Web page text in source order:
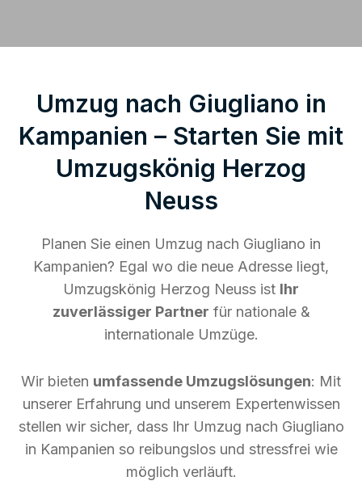
Umzug nach Giugliano in
Kampanien – Starten Sie mit
Umzugskönig Herzog
Neuss
Planen Sie einen Umzug nach Giugliano in
Kampanien? Egal wo die neue Adresse liegt,
Umzugskönig Herzog Neuss ist Ihr
zuverlässiger Partner für nationale &
internationale Umzüge.
Wir bieten umfassende Umzugslösungen: Mit
unserer Erfahrung und unserem Expertenwissen
stellen wir sicher, dass Ihr Umzug nach Giugliano
in Kampanien so reibungslos und stressfrei wie
möglich verläuft.